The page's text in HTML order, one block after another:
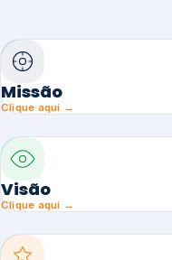
Missão
Clique aqui →
Visão
Clique aqui →